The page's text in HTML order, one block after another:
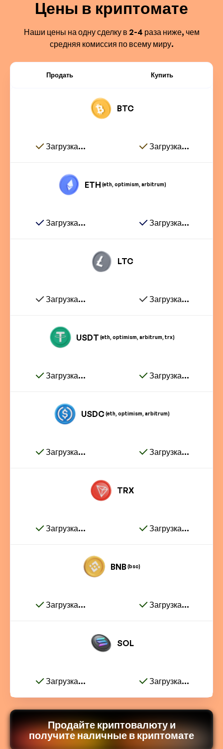
Цены в криптомате
Наши цены на одну сделку в 2-4 раза ниже, чем
средняя комиссия по всему миру.
Продать Купить
BTC
Загрузка... Загрузка...
ETH (eth, optimism, arbitrum)
Загрузка... Загрузка...
LTC
Загрузка... Загрузка...
USDT (eth, optimism, arbitrum, trx)
Загрузка... Загрузка...
USDC(eth, optimism, arbitrum)
Загрузка... Загрузка...
TRX
Загрузка... Загрузка...
BNB(bsc)
Загрузка... Загрузка...
SOL
Загрузка... Загрузка...
Продайте криптовалюту и
получите наличные в криптомате